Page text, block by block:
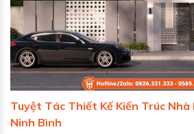
Tuyệt Tác Thiết Kế Kiến Trúc
Ninh Bình